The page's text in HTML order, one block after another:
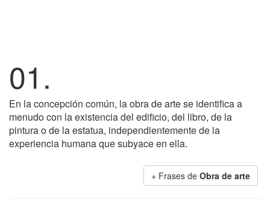
01.
En la concepción común, la obra de arte se identifica a
menudo con la existencia del edificio, del libro, de la
pintura o de la estatua, independientemente de la
experiencia humana que subyace en ella.
+ Frases de Obra de arte